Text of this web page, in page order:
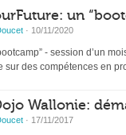
un
· 10/11/2020
- session d’un
sur des compétences en
Wallonie:
· 17/11/2017